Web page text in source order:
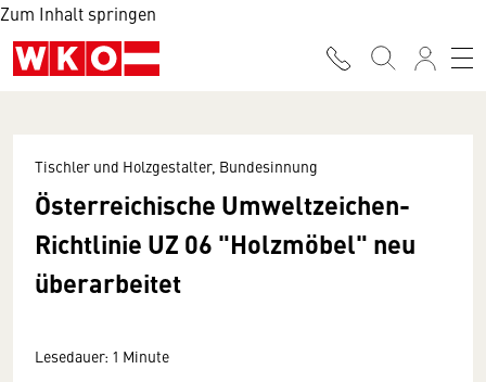
Zum Inhalt springen
Tischler und Holzgestalter, Bundesinnung
Österreichische Umweltzeichen-
Richtlinie UZ 06 "Holzmöbel" neu
überarbeitet
Lesedauer: 1 Minute